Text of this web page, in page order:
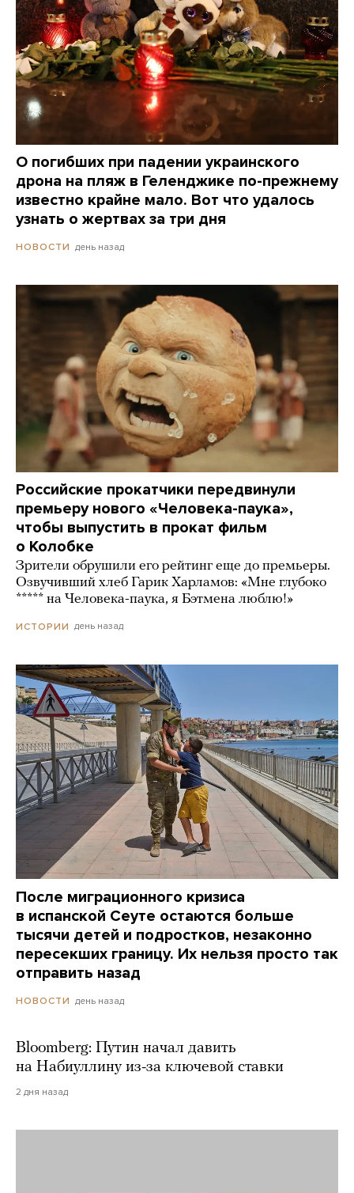
О погибших при падении украинского
дрона на пляж в Геленджике по-прежнему
известно крайне мало. Вот что удалось
узнать о жертвах за три дня
НОВОСТИ день назад
Российские прокатчики передвинули
премьеру нового «Человека-паука»,
чтобы выпустить в прокат фильм
о Колобке
Зрители обрушили его рейтинг еще до премьеры.
Озвучивший хлеб Гарик Харламов: «Мне глубоко
***** на Человека-паука, я Бэтмена люблю!»
ИСТОРИИ день назад
После миграционного кризиса
в испанской Сеуте остаются больше
тысячи детей и подростков, незаконно
пересекших границу. Их нельзя просто так
отправить назад
НОВОСТИ день назад
Bloomberg: Путин начал давить
на Набиуллину из-за ключевой ставки
2 дня назад